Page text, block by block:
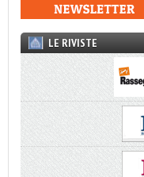
LE RIVISTE